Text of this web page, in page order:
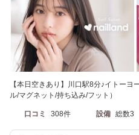
【本日空きあり】川口駅8分♪イトー
ル/マグネット/持ち込み/フット）
口コミ 308件 設備 総数3